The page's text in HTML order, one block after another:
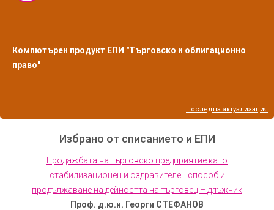
Компютърен продукт ЕПИ "Търговско и облигационно
право"
Последна актуализация
Избрано от списанието и ЕПИ
Продажбата на търговско предприятие като
стабилизационен и оздравителен способ и
продължаване на дейността на търговец – длъжник
Проф. д.ю.н. Георги СТЕФАНОВ